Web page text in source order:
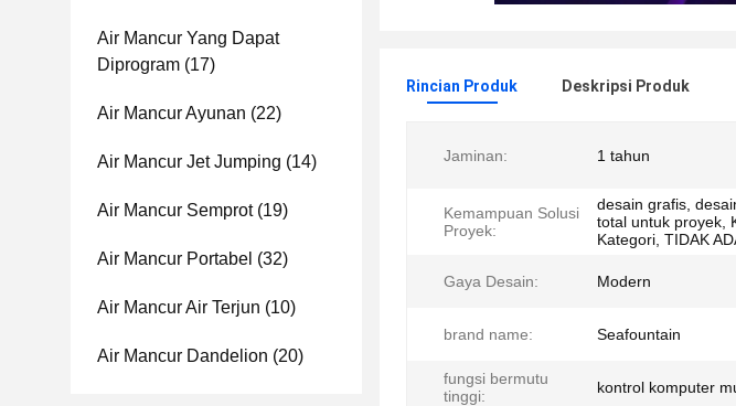
Air Mancur Yang Dapat
Diprogram (17)
Air Mancur Ayunan (22)
Air Mancur Jet Jumping (14)
Air Mancur Semprot(19)
Air Mancur Portabel (32)
Air Mancur Air Terjun (10)
Air Mancur Dandelion (20)
Rincian Produk Deskripsi Produk
Jaminan: 1 tahun
Kemampuan Solusi
Proyek:
desain grafis,
total untuk proyek,
Kategori, TIDAK
Gaya Desain: Modern
brand name: Seafountain
fungsi bermutu
tinggi:
kontrol komputer